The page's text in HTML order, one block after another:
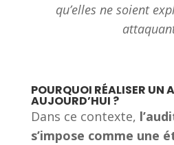
qu’elles ne soient
POURQUOI RÉALISER UN
AUJOURD’HUI ?
Dans ce contexte,
s’impose comme une